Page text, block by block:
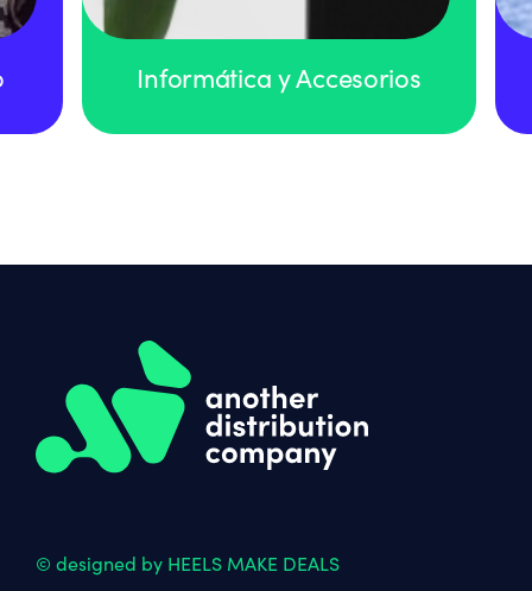
Informática y Accesorios
© designed by HEELS MAKE DEALS